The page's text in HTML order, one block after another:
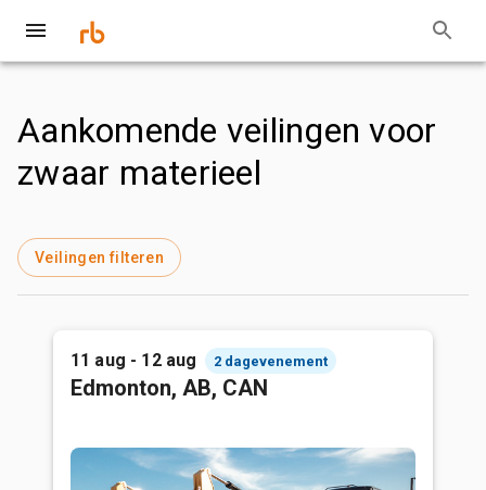
Aankomende veilingen voor
zwaar materieel
Veilingen filteren
11 aug - 12 aug 2 dagevenement
Edmonton, AB, CAN